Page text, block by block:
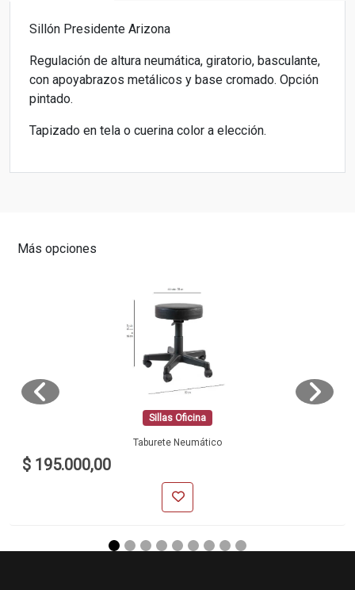
Sillón Presidente Arizona
Regulación de altura neumática, giratorio, basculante,
con apoyabrazos metálicos y base cromado. Opción
pintado.
Tapizado en tela o cuerina color a elección.
Más opciones
Sillas Oficina
Taburete Neumático
$ 195.000,00